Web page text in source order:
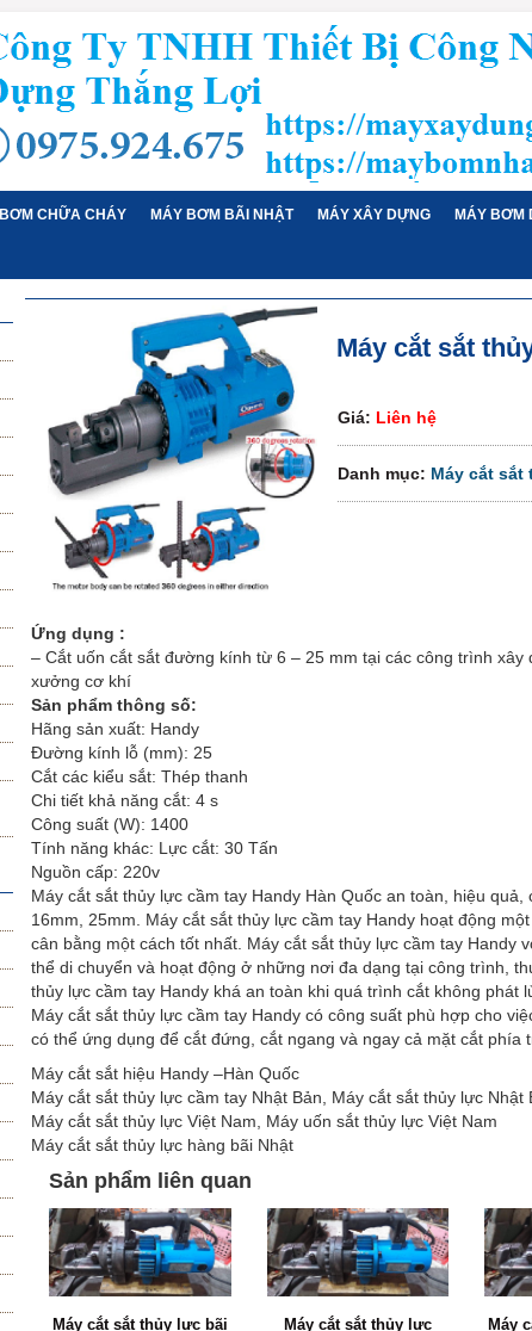
BƠM CHỮA CHÁY MÁY BƠM BÃI NHẬT MÁY XÂY DỰNG MÁY BƠM
Máy cắt sắt
Giá: Liên hệ
Danh mục: Máy cắt sắt
Ứng dụng :
– Cắt uốn cắt sắt đường kính từ 6 – 25 mm tại các công trình
xưởng cơ khí
Sản phẩm thông số:
Hãng sản xuất: Handy
Đường kính lỗ (mm): 25
Cắt các kiểu sắt: Thép thanh
Chi tiết khả năng cắt: 4 s
Công suất (W): 1400
Tính năng khác: Lực cắt: 30 Tấn
Nguồn cấp: 220v
Máy cắt sắt thủy lực cầm tay Handy Hàn Quốc an toàn, hiệu
16mm, 25mm. Máy cắt sắt thủy lực cầm tay Handy hoạt động
cân bằng một cách tốt nhất. Máy cắt sắt thủy lực cầm tay Handy
thể di chuyển và hoạt động ở những nơi đa dạng tại công trình,
thủy lực cầm tay Handy khá an toàn khi quá trình cắt không phát
Máy cắt sắt thủy lực cầm tay Handy có công suất phù hợp cho
có thể ứng dụng để cắt đứng, cắt ngang và ngay cả mặt cắt phía
Máy cắt sắt hiệu Handy –Hàn Quốc
Máy cắt sắt thủy lực cầm tay Nhật Bản, Máy cắt sắt thủy lực Nhật
Máy cắt sắt thủy lực Việt Nam, Máy uốn sắt thủy lực Việt Nam
Máy cắt sắt thủy lực hàng bãi Nhật
Sản phẩm liên quan
Máy cắt sắt thủy lực bãi
Máy cắt sắt thủy lực
Máy